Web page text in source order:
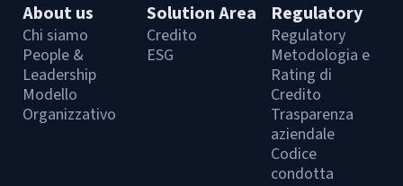
About us
Chi siamo
People &
Leadership
Modello
Organizzativo
Solution Area
Credito
ESG
Regulatory
Regulatory
Metodologia e
Rating di
Credito
Trasparenza
aziendale
Codice
condotta